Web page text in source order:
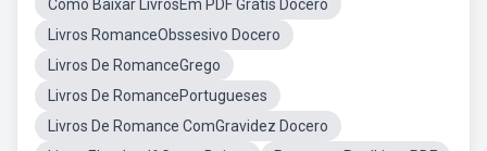
Como Baixar LivrosEm PDF Grátis Docero
Livros RomanceObssesivo Docero
Livros De RomanceGrego
Livros De RomancePortugueses
Livros De Romance ComGravidez Docero